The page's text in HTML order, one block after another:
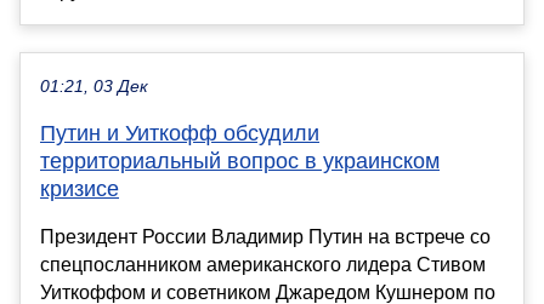
01:21, 03 Дек
Путин и Уиткофф обсудили
территориальный вопрос в украинском
кризисе
Президент России Владимир Путин на встрече со
спецпосланником американского лидера Стивом
Уиткоффом и советником Джаредом Кушнером по